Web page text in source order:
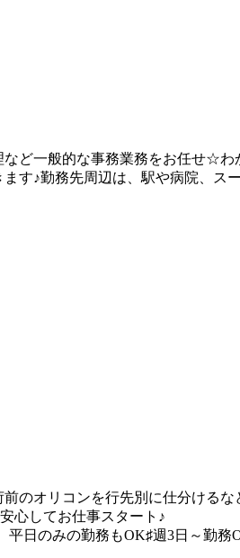
ど一般的な事務業務をお任せ☆
す♪勤務先周辺は、駅や病院、
オリコンを行先別に仕分けるな
心してお仕事スタート♪
平日のみの勤務もOK♯週3日～勤務